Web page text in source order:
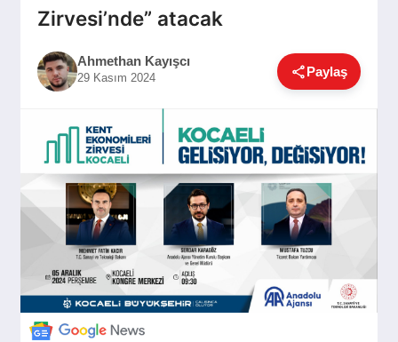
EĞITIM
EKONOMI
Zirvesi’nde” atacak
Ahmethan Kayışcı
29 Kasım 2024 Paylaş